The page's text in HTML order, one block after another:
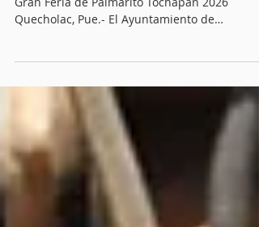
Liberación ofrecerán concierto
Tradición, música y ambiente familiar en la
Gran Feria de Palmarito Tochapan 2026
Quecholac, Pue.- El Ayuntamiento de
Quecholac, encabezado por la presidenta
municipal Guadalupe Martínez Gerardo, invitó
a las familias del municipio y de comunidades
vecinas a disfrutar de la Gran Feria en honor
Jesús Sacramentado en Palmarito Tochapan
2026, una de las celebraciones más esperadas
de la región por su tradición, ambiente